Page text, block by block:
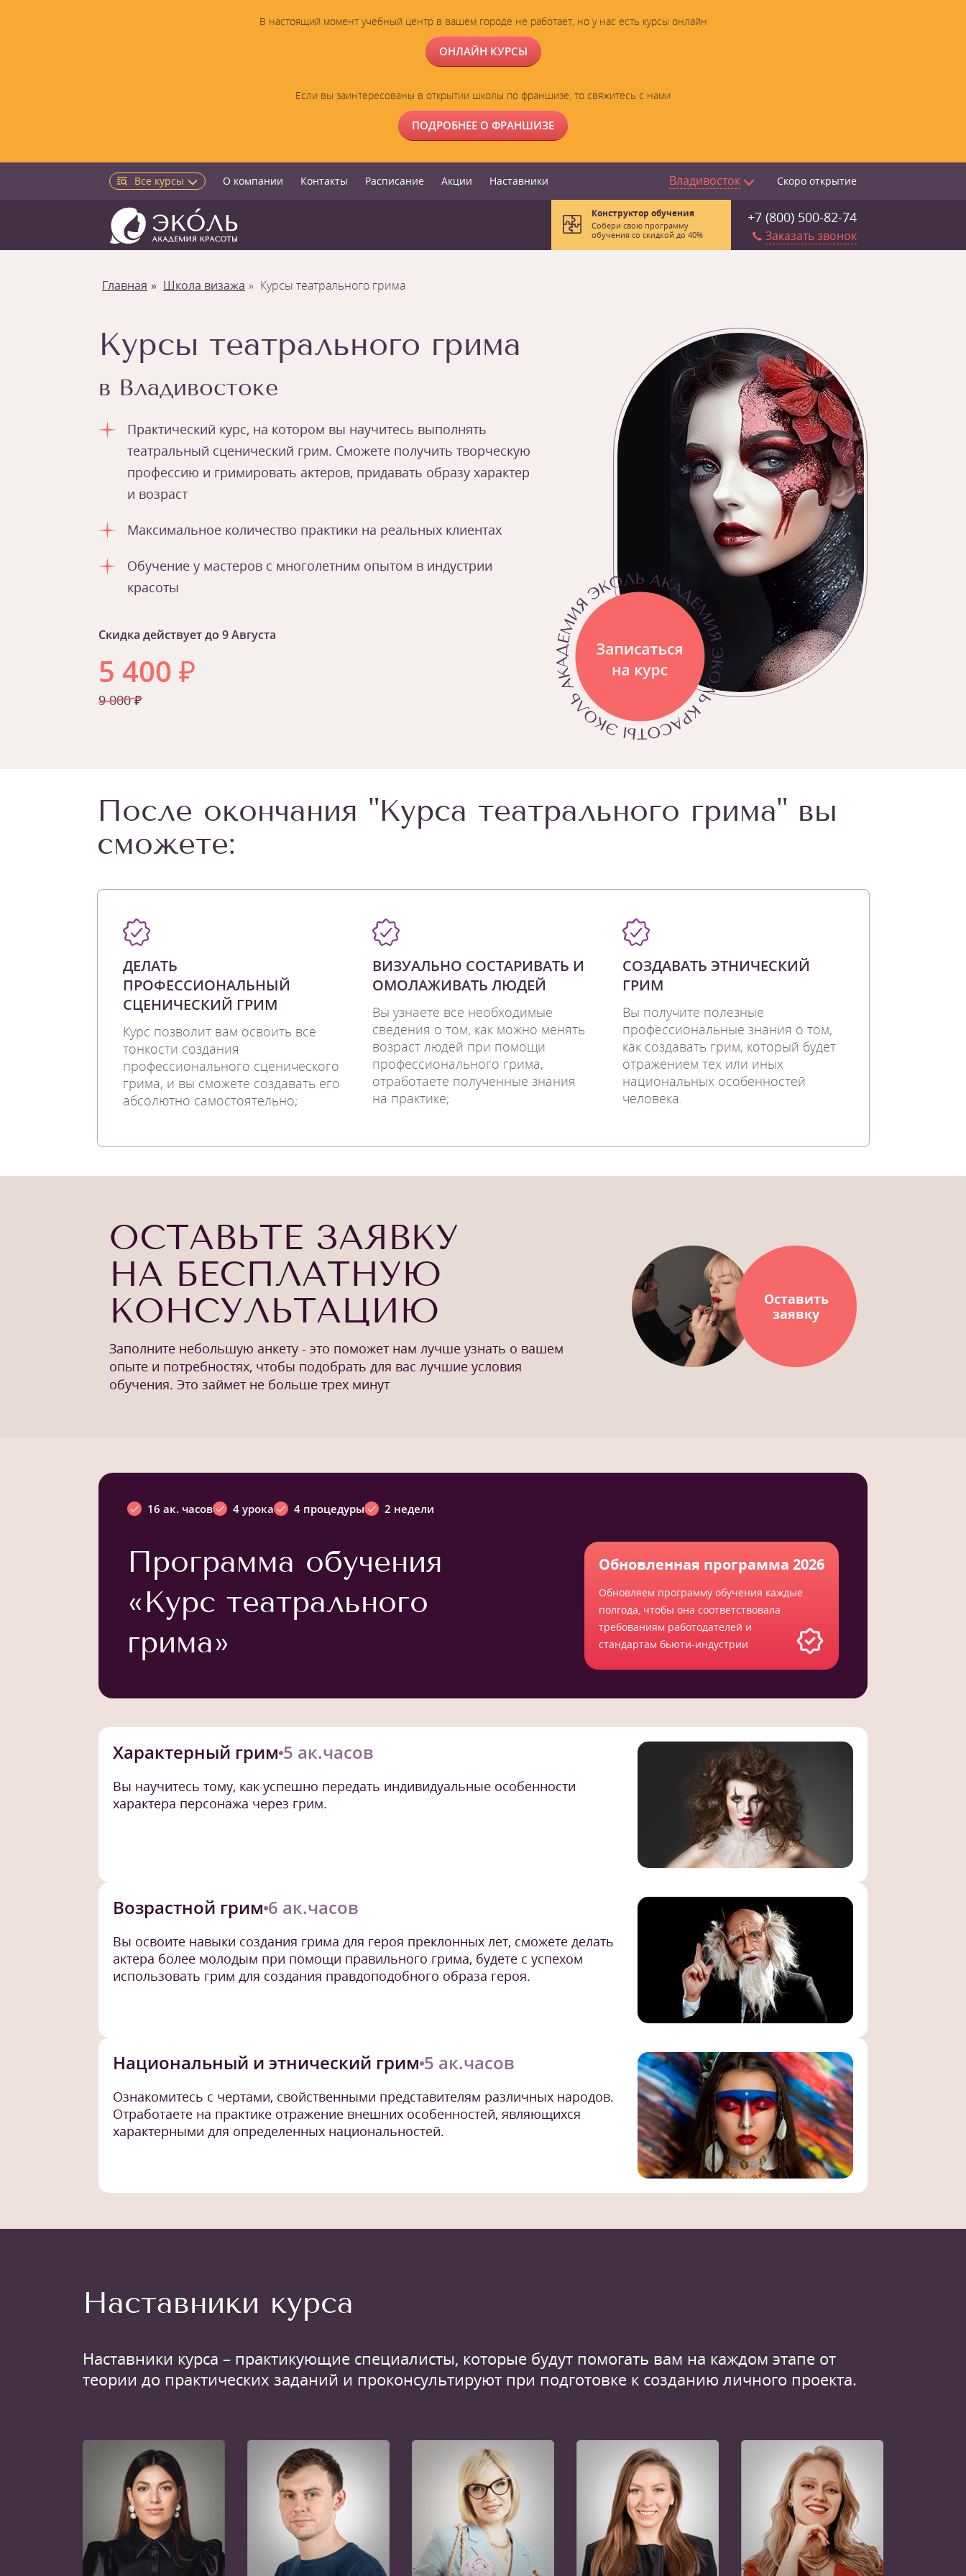
В настоящий момент учебный центр в вашем городе не работает, но у нас есть курсы онлайн
ОНЛАЙН КУРСЫ
Если вы заинтересованы в открытии школы по франшизе, то свяжитесь с нами
ПОДРОБНЕЕ О ФРАНШИЗЕ
Все курсы О компании Контакты Расписание Акции Наставники Владивосток Скоро открытие
+7 (800) 500-82-74
Заказать звонок
Конструктор обучения
Собери свою программу
обучения со скидкой до 40%
Главная Школа визажа Курсы театрального грима
Курсы театрального грима
в Владивостоке
Практический курс, на котором вы научитесь выполнять
театральный сценический грим. Сможете получить творческую
профессию и гримировать актеров, придавать образу характер
и возраст
Максимальное количество практики на реальных клиентах
Обучение у мастеров с многолетним опытом в индустрии
красоты
Скидка действует до 9 Августа
5 400 ₽
9 000 ₽
После окончания "Курса театрального грима" вы
сможете:
ДЕЛАТЬ
ПРОФЕССИОНАЛЬНЫЙ
СЦЕНИЧЕСКИЙ ГРИМ
Курс позволит вам освоить все
тонкости создания
профессионального сценического
грима, и вы сможете создавать его
абсолютно самостоятельно;
ВИЗУАЛЬНО СОСТАРИВАТЬ И
ОМОЛАЖИВАТЬ ЛЮДЕЙ
Вы узнаете все необходимые
сведения о том, как можно менять
возраст людей при помощи
профессионального грима,
отработаете полученные знания
на практике;
СОЗДАВАТЬ ЭТНИЧЕСКИЙ
ГРИМ
Вы получите полезные
профессиональные знания о том,
как создавать грим, который будет
отражением тех или иных
национальных особенностей
человека.
ОСТАВЬТЕ ЗАЯВКУ
НА БЕСПЛАТНУЮ
КОНСУЛЬТАЦИЮ
Заполните небольшую анкету - это поможет нам лучше узнать о вашем
опыте и потребностях, чтобы подобрать для вас лучшие условия
обучения. Это займет не больше трех минут
Оставить
заявку
16 ак. часов 4 урока 4 процедуры 2 недели
Программа обучения
«Курс театрального
грима»
Обновленная программа 2026
Обновляем программу обучения каждые
полгода, чтобы она соответствовала
требованиям работодателей и
стандартам бьюти-индустрии
Характерный грим 5 ак.часов
Вы научитесь тому, как успешно передать индивидуальные особенности
характера персонажа через грим.
Возрастной грим 6 ак.часов
Вы освоите навыки создания грима для героя преклонных лет, сможете делать
актера более молодым при помощи правильного грима, будете с успехом
использовать грим для создания правдоподобного образа героя.
Национальный и этнический грим 5 ак.часов
Ознакомитесь с чертами, свойственными представителям различных народов.
Отработаете на практике отражение внешних особенностей, являющихся
характерными для определенных национальностей.
Наставники курса
Наставники курса – практикующие специалисты, которые будут помогать вам на каждом этапе от
теории до практических заданий и проконсультируют при подготовке к созданию личного проекта.